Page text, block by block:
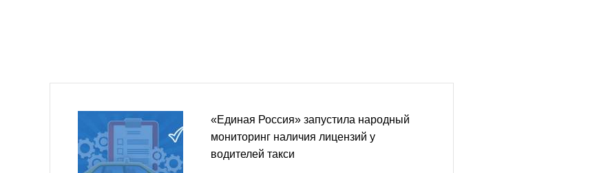
«Единая Россия» запустила народный
мониторинг наличия лицензий у
водителей такси